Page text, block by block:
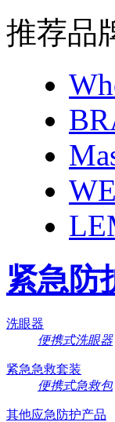
推荐品
紧急防
洗眼器
便携式洗眼器
紧急急救套装
便携式急救包
其他应急防护产品